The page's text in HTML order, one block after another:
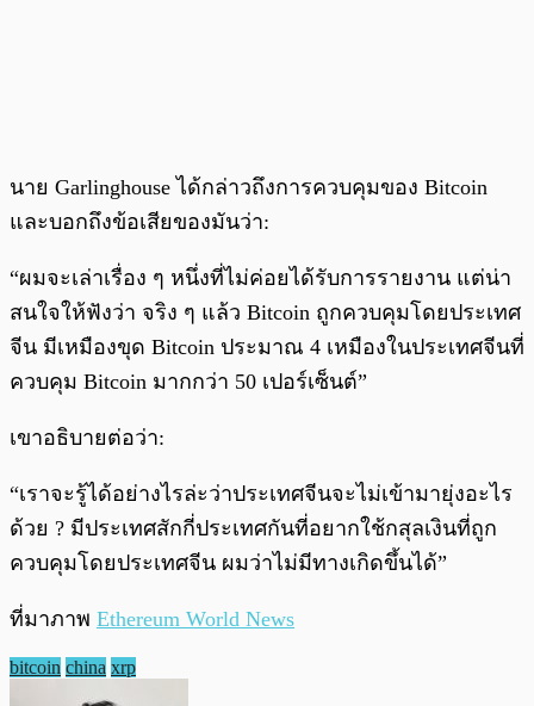
นาย Garlinghouse ได้กล่าวถึงการควบคุมของ Bitcoin
และบอกถึงข้อเสียของมันว่า:
“ผมจะเล่าเรื่อง ๆ หนึ่งที่ไม่ค่อยได้รับการรายงาน แต่น่า
สนใจให้ฟังว่า จริง ๆ แล้ว Bitcoin ถูกควบคุมโดยประเทศ
จีน มีเหมืองขุด Bitcoin ประมาณ 4 เหมืองในประเทศจีนที่
ควบคุม Bitcoin มากกว่า 50 เปอร์เซ็นต์”
เขาอธิบายต่อว่า:
“เราจะรู้ได้อย่างไรล่ะว่าประเทศจีนจะไม่เข้ามายุ่งอะไร
ด้วย ? มีประเทศสักกี่ประเทศกันที่อยากใช้กสุลเงินที่ถูก
ควบคุมโดยประเทศจีน ผมว่าไม่มีทางเกิดขึ้นได้”
ที่มาภาพ Ethereum World News
bitcoin china xrp